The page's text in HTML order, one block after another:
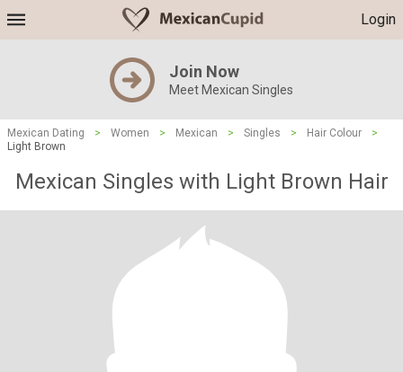
Login
Join Now
Meet Mexican Singles
Mexican Dating > Women > Mexican > Singles > Hair Colour
>
Light Brown
Mexican Singles with Light Brown Hair